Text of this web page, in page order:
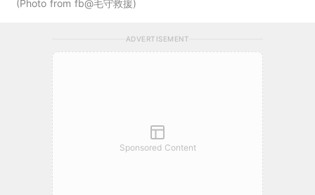
Photo from fb@毛守救援
ADVERTISEMENT
Sponsored Content